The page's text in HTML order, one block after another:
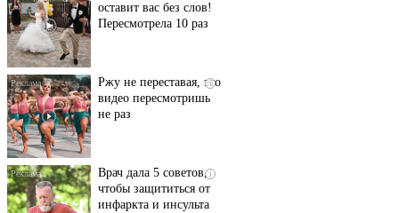
оставит вас без слов!
Пересмотрела 10 раз
i
Ржу не переставая, это
видео пересмотришь
не раз
i
Врач дала 5 советов,
чтобы защититься от
инфаркта и инсульта